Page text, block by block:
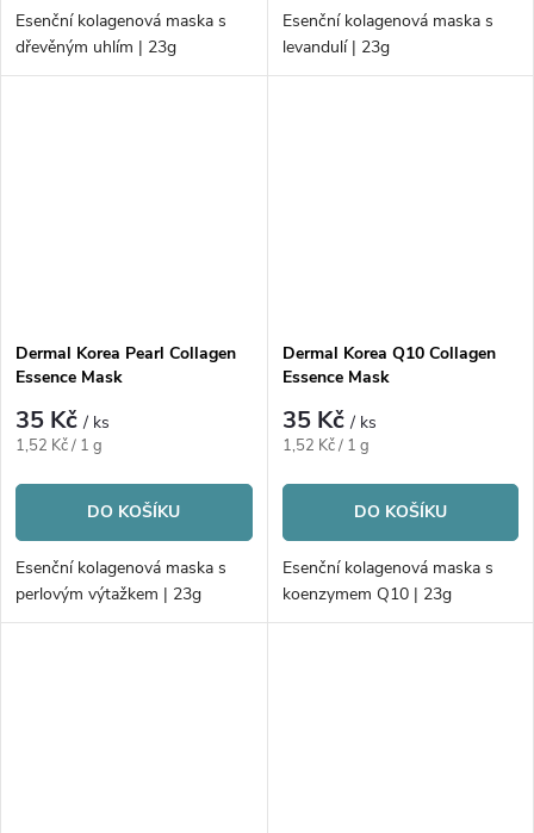
Esenční kolagenová maska s
dřevěným uhlím | 23g
Esenční kolagenová maska s
levandulí | 23g
Dermal Korea Pearl Collagen
Essence Mask
35 Kč/ ks
Měrná
1,52 Kč / 1 g
DO KOŠÍKU
Esenční kolagenová maska s
perlovým výtažkem | 23g
Dermal Korea Q10 Collagen
Essence Mask
35 Kč/ ks
Měrná
1,52 Kč / 1 g
DO KOŠÍKU
Esenční kolagenová maska s
koenzymem Q10 | 23g